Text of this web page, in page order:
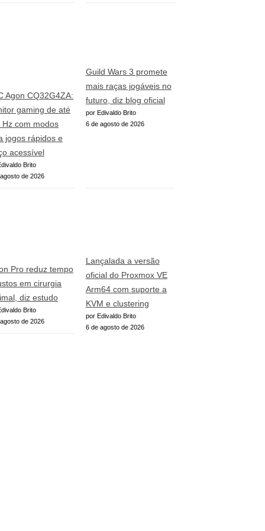
Agon CQ32G4ZA:
gaming de até
Hz com modos
jogos rápidos e
acessível
Brito
de 2026
Guild Wars 3 promete
mais raças jogáveis no
futuro, diz blog oficial
por Edivaldo Brito
6 de agosto de 2026
Pro reduz tempo
em cirurgia
diz estudo
Brito
de 2026
Lançalada a versão
oficial do Proxmox VE
Arm64 com suporte a
KVM e clustering
por Edivaldo Brito
6 de agosto de 2026